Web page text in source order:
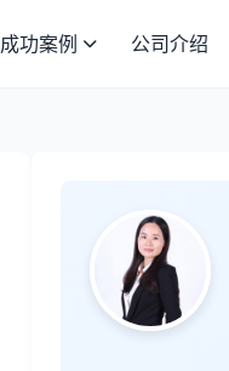
成功案例 公司介绍